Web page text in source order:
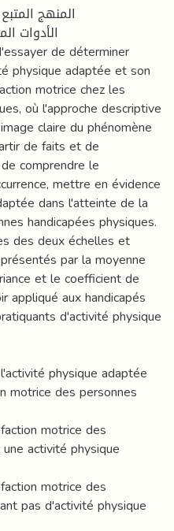
الأدوات
de déterminer
physique adaptée et son
motrice chez les
où l'approche descriptive
claire du phénomène
de faits et de
comprendre le
mettre en évidence
dans l'atteinte de la
handicapées physiques.
des deux échelles et
par la moyenne
et le coefficient de
appliqué aux handicapés
d'activité physique
physique adaptée
motrice des personnes
motrice des
activité physique
motrice des
pas d'activité physique